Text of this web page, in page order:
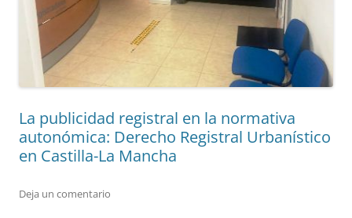
La publicidad registral en la normativa
autonómica: Derecho Registral Urbanístico
en Castilla-La Mancha
Deja un comentario